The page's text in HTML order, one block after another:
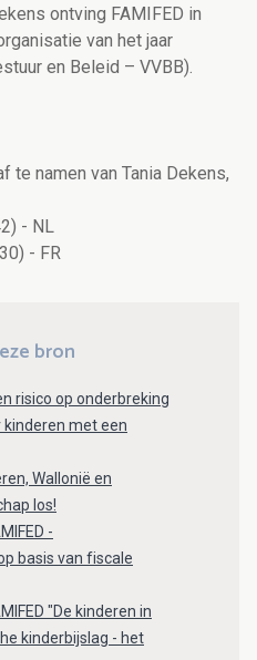
ontving FAMIFED in
van het jaar
en Beleid – VVBB).
te namen van Tania Dekens,
- NL
- FR
bron
risico op onderbreking
kinderen met een
Wallonië en
los!
-
basis van fiscale
"De kinderen in
kinderbijslag - het